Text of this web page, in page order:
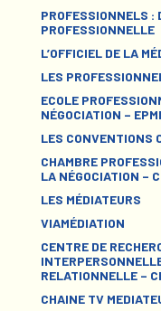
PROFESSIONNELS :
PROFESSIONNELLE
L’OFFICIEL DE LA
LES
ECOLE
NÉGOCIATION –
LES CONVENTIONS
CHAMBRE
LA NÉGOCIATION –
LES MÉDIATEURS
VIAMÉDIATION
CENTRE DE
RELATIONNELLE –
CHAINE TV